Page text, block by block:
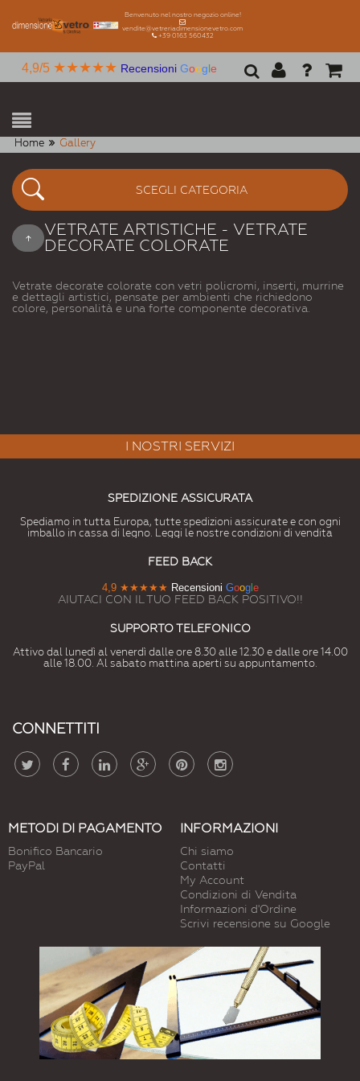
Benvenuto nel nostro negozio online!
vendite@vetreriadimensionevetro.com
+39 0163 560432
4,9/5 ★★★★★ Recensioni Google
Home Gallery
SCEGLI CATEGORIA
VETRATE ARTISTICHE - VETRATE
DECORATE COLORATE
Vetrate decorate colorate con vetri policromi, inserti, murrine
e dettagli artistici, pensate per ambienti che richiedono
colore, personalità e una forte componente decorativa.
I NOSTRI SERVIZI
SPEDIZIONE ASSICURATA
Spediamo in tutta Europa, tutte spedizioni assicurate e con ogni
imballo in cassa di legno. Leggi le nostre condizioni di vendita
FEED BACK
4,9 ★★★★★ Recensioni Googl e
AIUTACI CON IL TUO FEED BACK POSITIVO!!
SUPPORTO TELEFONICO
Attivo dal lunedì al venerdì dalle ore 8.30 alle 12.30 e dalle ore 14.00
alle 18.00. Al sabato mattina aperti su appuntamento.
CONNETTITI
METODI DI PAGAMENTO
Bonifico Bancario
PayPal
INFORMAZIONI
Chi siamo
Contatti
My Account
Condizioni di Vendita
Informazioni d'Ordine
Scrivi recensione su Google